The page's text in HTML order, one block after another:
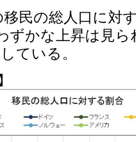
民の総人口に対
ずかな上昇は見
ている。